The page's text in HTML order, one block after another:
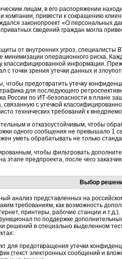
лицам, в его распоряжении
привести к сокращению
законопроект «О персональных
сведений граждан могла
от внутренних угроз, специалисты
операционного риска.
классифицированной информации.
с точки зрения утечки данных и
чтобы предотвратить утечку
для последующего
России по ИТ-безопасности в плане
связанную с утечкой
технических требований к
и отказоустойчивым, чтобы
одного сообщения не превышало 1
уметь обрабатывать не только
чтобы фильтровать
предпроекта, после чего
Выбор
анализ представленных на
требованиям, как возможность
принтеры, рабочие станции и
по поддержке
решений в специально выделенном
для предотвращения утечки
(текст электронных сообщений и